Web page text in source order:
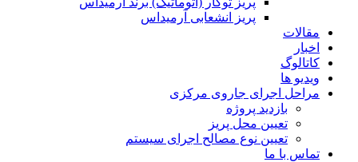
پریز انشعابی آرمیداس
مقالات
اخبار
کاتالوگ
ویدیو ها
مراحل اجرای جاروی مرکزی
بازدید پروژه
تعیین محل پریز
تعیین نوع مصالح اجرای سیستم
تماس با ما